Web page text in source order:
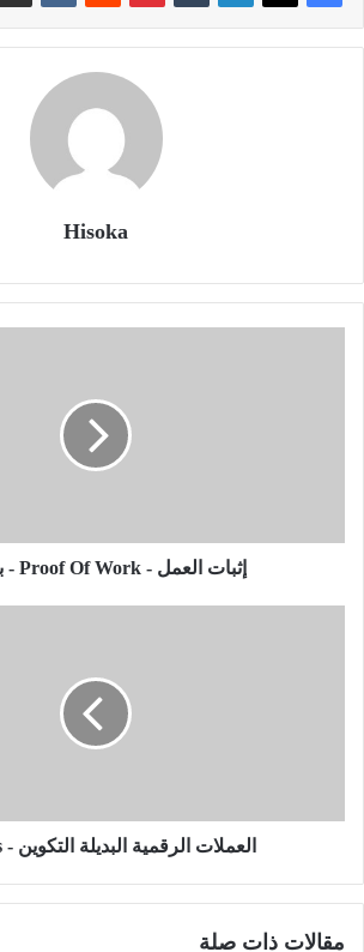
Hisoka
إثبات العمل - Proof Of Work - بالعربية
العملات الرقمية البديلة التكوين - Altcoins
مقالات ذات صلة